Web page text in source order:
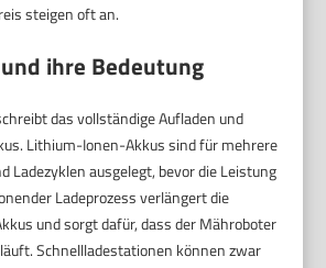
steigen oft an.
ihre Bedeutung
das vollständige Aufladen und
Lithium-Ionen-Akkus sind für mehrere
Ladezyklen ausgelegt, bevor die Leistung
Ladeprozess verlängert die
und sorgt dafür, dass der Mähroboter
Schnellladestationen können zwar